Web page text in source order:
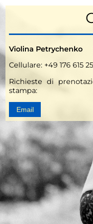
Violina Petrychenko
Cellulare: +49 176 615
Richieste di
stampa:
Email